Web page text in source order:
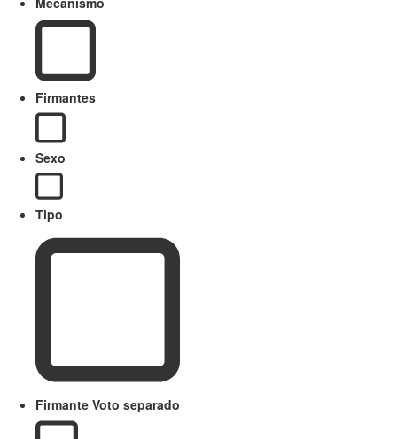
Firmantes
Sexo
Tipo
Firmante Voto separado